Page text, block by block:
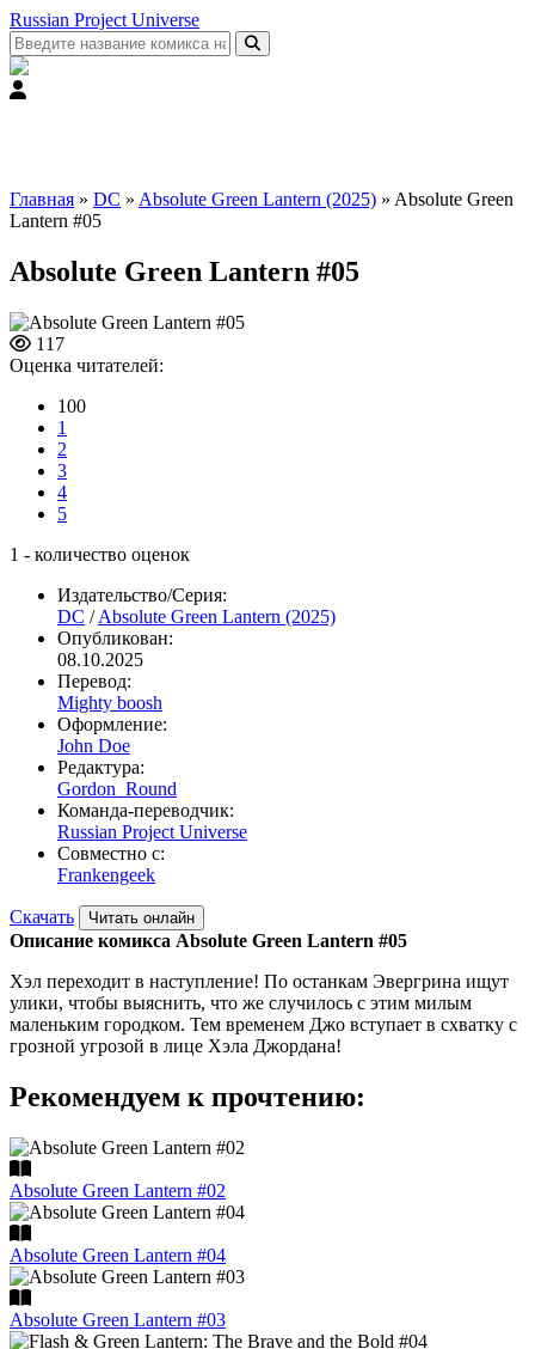
Russian Project Universe
Главная » DC » Absolute Green Lantern (2025) » Absolute Green
Lantern #05
Absolute Green Lantern #05
117
Оценка читателей:
100
1
2
3
4
5
1 - количество оценок
Издательство/Серия:
DC /Absolute Green Lantern (2025)
Опубликован:
08.10.2025
Перевод:
Mighty boosh
Оформление:
John Doe
Редактура:
Gordon_Round
Команда-переводчик:
Russian Project Universe
Совместно с:
Frankengeek
Скачать Читать онлайн
Описание комикса Absolute Green Lantern #05
Хэл переходит в наступление! По останкам Эвергрина ищут
улики, чтобы выяснить, что же случилось с этим милым
маленьким городком. Тем временем Джо вступает в схватку с
грозной угрозой в лице Хэла Джордана!
Рекомендуем к прочтению:
Absolute Green Lantern #02
Absolute Green Lantern #04
Absolute Green Lantern #03